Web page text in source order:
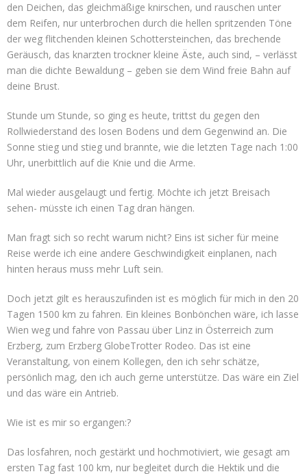
den Deichen, das gleichmäßige knirschen, und rauschen unter
dem Reifen, nur unterbrochen durch die hellen spritzenden Töne
der weg flitchenden kleinen Schottersteinchen, das brechende
Geräusch, das knarzten trockner kleine Äste, auch sind, – verlässt
man die dichte Bewaldung – geben sie dem Wind freie Bahn auf
deine Brust.
Stunde um Stunde, so ging es heute, trittst du gegen den
Rollwiederstand des losen Bodens und dem Gegenwind an. Die
Sonne stieg und stieg und brannte, wie die letzten Tage nach 1:00
Uhr, unerbittlich auf die Knie und die Arme.
Mal wieder ausgelaugt und fertig. Möchte ich jetzt Breisach
sehen- müsste ich einen Tag dran hängen.
Man fragt sich so recht warum nicht? Eins ist sicher für meine
Reise werde ich eine andere Geschwindigkeit einplanen, nach
hinten heraus muss mehr Luft sein.
Doch jetzt gilt es herauszufinden ist es möglich für mich in den 20
Tagen 1500 km zu fahren. Ein kleines Bonbönchen wäre, ich lasse
Wien weg und fahre von Passau über Linz in Österreich zum
Erzberg, zum Erzberg GlobeTrotter Rodeo. Das ist eine
Veranstaltung, von einem Kollegen, den ich sehr schätze,
persönlich mag, den ich auch gerne unterstütze. Das wäre ein Ziel
und das wäre ein Antrieb.
Wie ist es mir so ergangen:?
Das losfahren, noch gestärkt und hochmotiviert, wie gesagt am
ersten Tag fast 100 km, nur begleitet durch die Hektik und die